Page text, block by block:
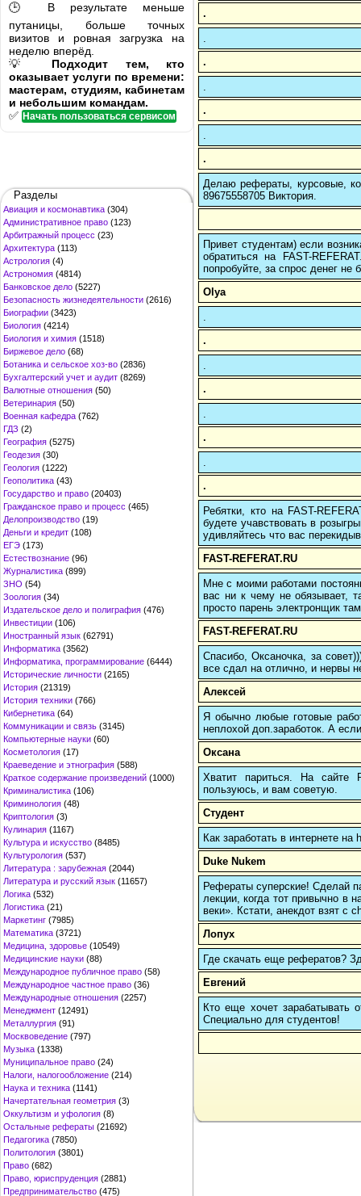
🕒 В результате меньше
путаницы, больше точных
визитов и ровная загрузка на
неделю вперёд.
💡 Подходит тем, кто
оказывает услуги по времени:
мастерам, студиям, кабинетам
и небольшим командам.
✅ Начать пользоваться сервисом
Разделы
Авиация и космонавтика (304)
Административное право (123)
Арбитражный процесс (23)
Архитектура (113)
Астрология (4)
Астрономия (4814)
Банковское дело (5227)
Безопасность жизнедеятельности (2616)
Биографии (3423)
Биология (4214)
Биология и химия (1518)
Биржевое дело (68)
Ботаника и сельское хоз-во (2836)
Бухгалтерский учет и аудит (8269)
Валютные отношения (50)
Ветеринария (50)
Военная кафедра (762)
ГДЗ (2)
География (5275)
Геодезия (30)
Геология (1222)
Геополитика (43)
Государство и право (20403)
Гражданское право и процесс (465)
Делопроизводство (19)
Деньги и кредит (108)
ЕГЭ (173)
Естествознание (96)
Журналистика (899)
ЗНО (54)
Зоология (34)
Издательское дело и полиграфия (476)
Инвестиции (106)
Иностранный язык (62791)
Информатика (3562)
Информатика, программирование (6444)
Исторические личности (2165)
История (21319)
История техники (766)
Кибернетика (64)
Коммуникации и связь (3145)
Компьютерные науки (60)
Косметология (17)
Краеведение и этнография (588)
Краткое содержание произведений (1000)
Криминалистика (106)
Криминология (48)
Криптология (3)
Кулинария (1167)
Культура и искусство (8485)
Культурология (537)
Литература : зарубежная (2044)
Литература и русский язык (11657)
Логика (532)
Логистика (21)
Маркетинг (7985)
Математика (3721)
Медицина, здоровье (10549)
Медицинские науки (88)
Международное публичное право (58)
Международное частное право (36)
Международные отношения (2257)
Менеджмент (12491)
Металлургия (91)
Москвоведение (797)
Музыка (1338)
Муниципальное право (24)
Налоги, налогообложение (214)
Наука и техника (1141)
Начертательная геометрия (3)
Оккультизм и уфология (8)
Остальные рефераты (21692)
Педагогика (7850)
Политология (3801)
Право (682)
Право, юриспруденция (2881)
Предпринимательство (475)
.
.
.
.
Делаю рефераты, курсовые,
89675558705 Виктория.
Привет студентам) если
обратиться на FAST-
попробуйте, за спрос денег не
Olya
.
.
.
.
Ребятки, кто на FAST-
будете учавствовать в
удивляйтесь что вас
FAST-REFERAT.RU
Мне с моими работами
вас ни к чему не обязывает,
просто парень электронщик
FAST-REFERAT.RU
Спасибо, Оксаночка, за
все сдал на отлично, и нервы
Алексей
Я обычно любые готовые
неплохой доп.заработок. А
Оксана
Хватит париться. На
пользуюсь, и вам советую.
Студент
Как заработать в интернете на
Duke Nukem
Рефераты суперские! Сделай
лекции, когда тот привычно в
веки». Кстати, анекдот взят с
Лопух
Где скачать еще рефератов?
Евгений
Кто еще хочет зарабатывать
Cпециально для студентов!